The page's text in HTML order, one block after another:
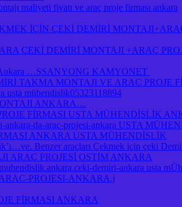
maliyeti fiyatı ve araç proje firması ankara
İÇİN ÇEKİ DEMİRİ
ÇEKİ DEMİRİ MONTAJI +ARAÇ
…SSANYONG KAMYONET
TAKMA MONTAJI VE ARAÇ PROJE
usta mühendislik05323118894
ANKARA…
FİRMASI USTA MÜHENDİSLİK
ankara-da-arac-projesi-ankara USTA
ANKARA USTA MÜHENDİSLİK
Benzer araçları Çekmek için çeki
ARAÇ PROJESİ OSTİM ANKARA
demiri-ankara usta
PROJESI-ANKARA.j
FİRMASI ANKARA